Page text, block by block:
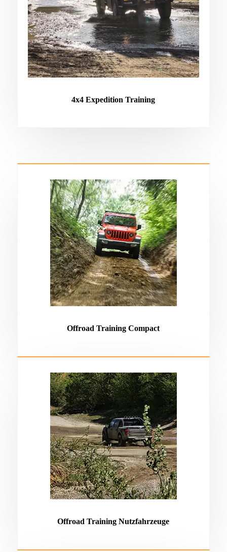
4x4 Expedition Training
Offroad Training Compact
Offroad Training Nutzfahrzeuge